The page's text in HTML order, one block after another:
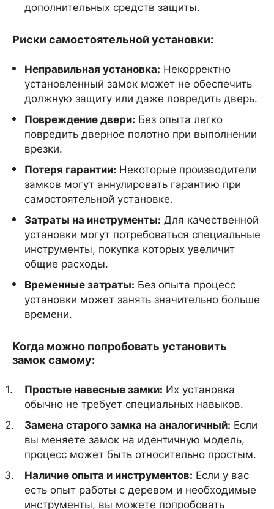
дополнительных средств защиты.
Риски самостоятельной установки:
Неправильная установка: Некорректно
установленный замок может не обеспечить
должную защиту или даже повредить дверь.
Повреждение двери: Без опыта легко
повредить дверное полотно при выполнении
врезки.
Потеря гарантии: Некоторые производители
замков могут аннулировать гарантию при
самостоятельной установке.
Затраты на инструменты: Для качественной
установки могут потребоваться специальные
инструменты, покупка которых увеличит
общие расходы.
Временные затраты: Без опыта процесс
установки может занять значительно больше
времени.
Когда можно попробовать установить
замок самому:
Простые навесные замки: Их установка
обычно не требует специальных навыков.
Замена старого замка на аналогичный: Если
вы меняете замок на идентичную модель,
процесс может быть относительно простым.
Наличие опыта и инструментов: Если у вас
есть опыт работы с деревом и необходимые
инструменты, вы можете попробовать